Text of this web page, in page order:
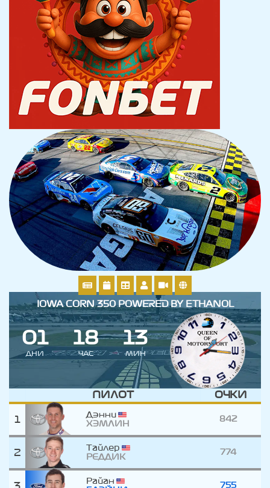
IOWA CORN 350 POWERED BY ETHANOL
01
ДНИ
18
ЧАС
13
МИН
ПИЛОТ ОЧКИ
1
Дэнни
ХЭМЛИН
842
2
Тайлер
РЕДДИК
774
3
Райан
755